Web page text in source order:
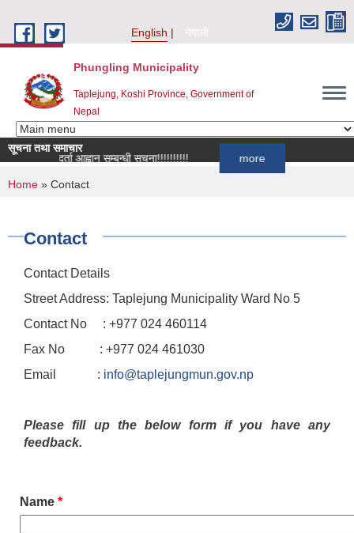
English
नेपाली
Phungling Municipality
Taplejung, Koshi Province, Government of
Nepal
सूचना तथा समाचार
सूची दर्ता आह्वान सम्बन्धी सूचना!!!!!!!!!!
You are here
Home » Contact
Contact
Contact Details
Street Address: Taplejung Municipality Ward No 5
Contact No : +977 024 460114
Fax No : +977 024 461030
Email : info@taplejungmun.gov.np
Please fill up the below form if you have any
feedback.
Name *